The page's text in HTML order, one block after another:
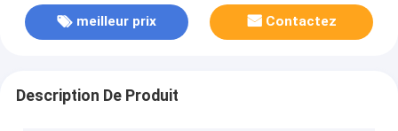
meilleur prix Contactez
Description De Produit